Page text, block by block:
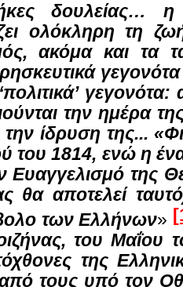
δουλείας… η
ολόκληρη τη
ακόμα και τα
γεγονότα
την ημέρα
την ίδρυση της...
του 1814, ενώ η
Ευαγγελισμό της
θα αποτελεί
των Ελλήνων»
του
της
τους υπό τον